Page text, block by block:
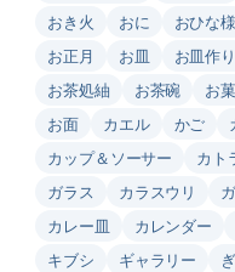
おき火
おに おひな様
お正月
お皿 お皿作り
お茶処紬
お茶碗 お
お面
カエル かご
カップ＆ソーサー
カト
ガラス
カラスウリ
カレー皿
カレンダー
キブシ
ギャラリー